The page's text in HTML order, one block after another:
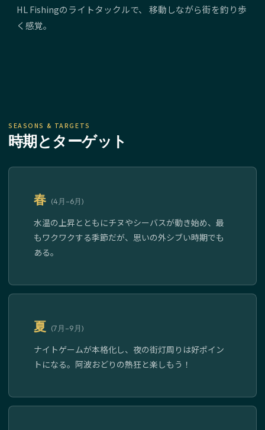
HL Fishingのライトタックルで、 移動しながら街を釣り歩
く感覚。
SEASONS & TARGETS
時期とターゲット
春 (4月–6月)
水温の上昇とともにチヌやシーバスが動き始め、最
もワクワクする季節だが、思いの外シブい時期でも
ある。
夏 (7月–9月)
ナイトゲームが本格化し、夜の街灯周りは好ポイン
トになる。阿波おどりの熱狂と楽しもう！